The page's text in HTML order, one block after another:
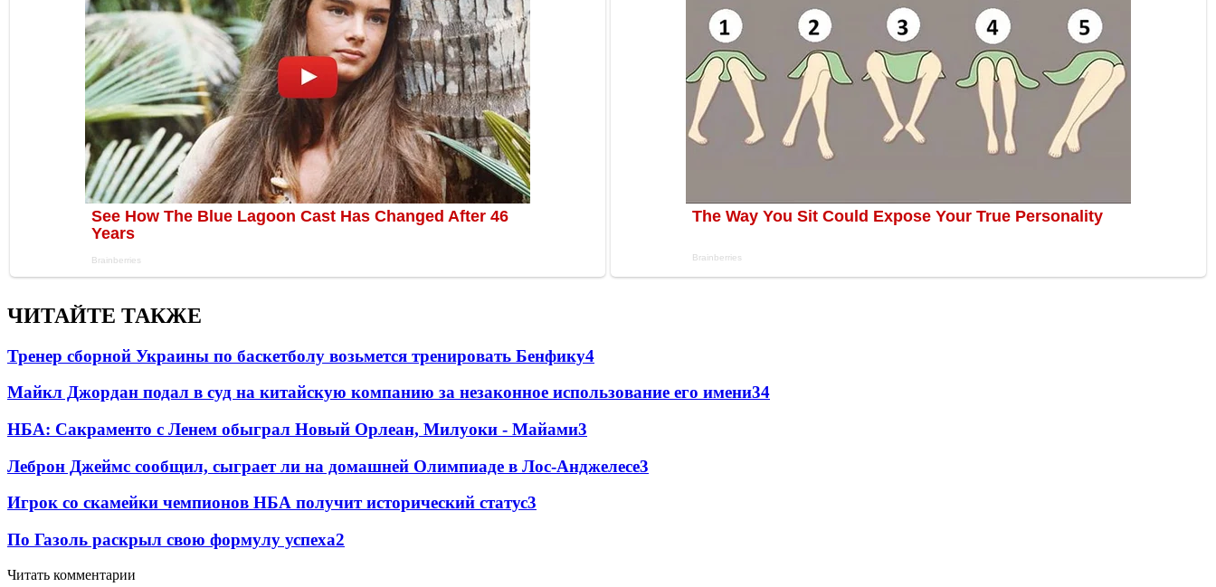
ЧИТАЙТЕ ТАКЖЕ
Тренер сборной Украины по баскетболу возьмется тренировать Бенфику4
Майкл Джордан подал в суд на китайскую компанию за незаконное использование его имени34
НБА: Сакраменто с Ленем обыграл Новый Орлеан, Милуоки - Майами3
Леброн Джеймс сообщил, сыграет ли на домашней Олимпиаде в Лос-Анджелесе3
Игрок со скамейки чемпионов НБА получит исторический статус3
По Газоль раскрыл свою формулу успеха2
Читать комментарии